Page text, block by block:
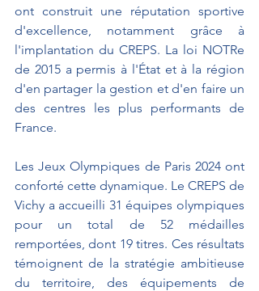
ont construit une réputation sportive
d'excellence, notamment grâce à
l'implantation du CREPS. La loi NOTRe
de 2015 a permis à l'État et à la région
d'en partager la gestion et d'en faire un
des centres les plus performants de
France.
Les Jeux Olympiques de Paris 2024 ont
conforté cette dynamique. Le CREPS de
Vichy a accueilli 31 équipes olympiques
pour un total de 52 médailles
remportées, dont 19 titres. Ces résultats
témoignent de la stratégie ambitieuse
du territoire, des équipements de